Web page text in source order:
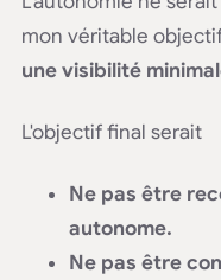
mon véritable
une visibilité
L'objectif final serait
Ne pas être
autonome.
Ne pas être